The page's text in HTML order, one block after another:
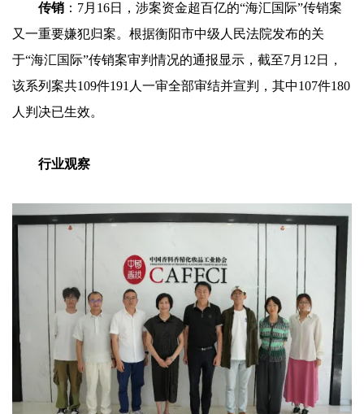
传销 ：7月16日，涉案资金超百亿的“海汇国际”传销案
又一重要嫌犯归案。根据衡阳市中级人民法院发布的关
于“海汇国际”传销案审判情况的通报显示，截至7月12日，
该系列案共109件191人一审全部审结并宣判，其中107件180
人判决已生效。
行业观察